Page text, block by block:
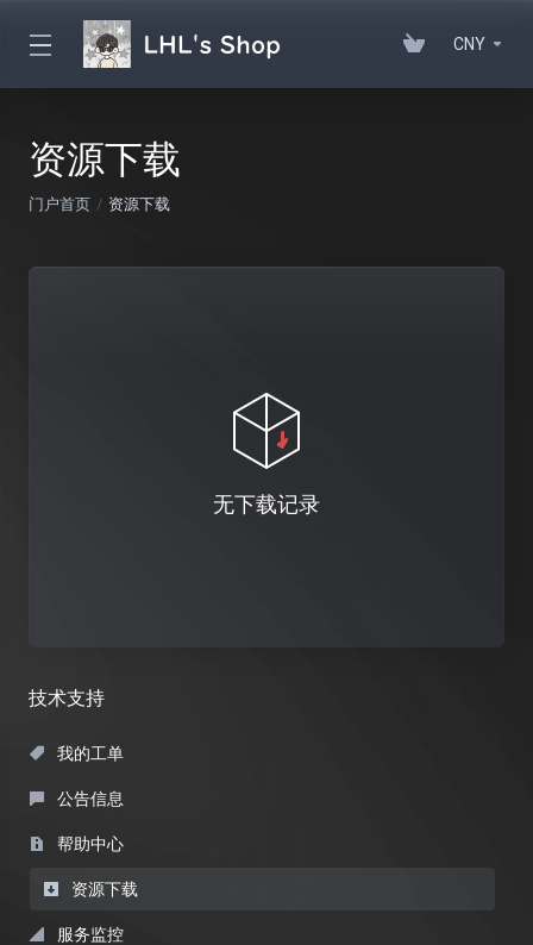
CNY
资源下载
门户首页 资源下载
技术支持
我的工单
公告信息
帮助中心
资源下载
服务监控
无下载记录